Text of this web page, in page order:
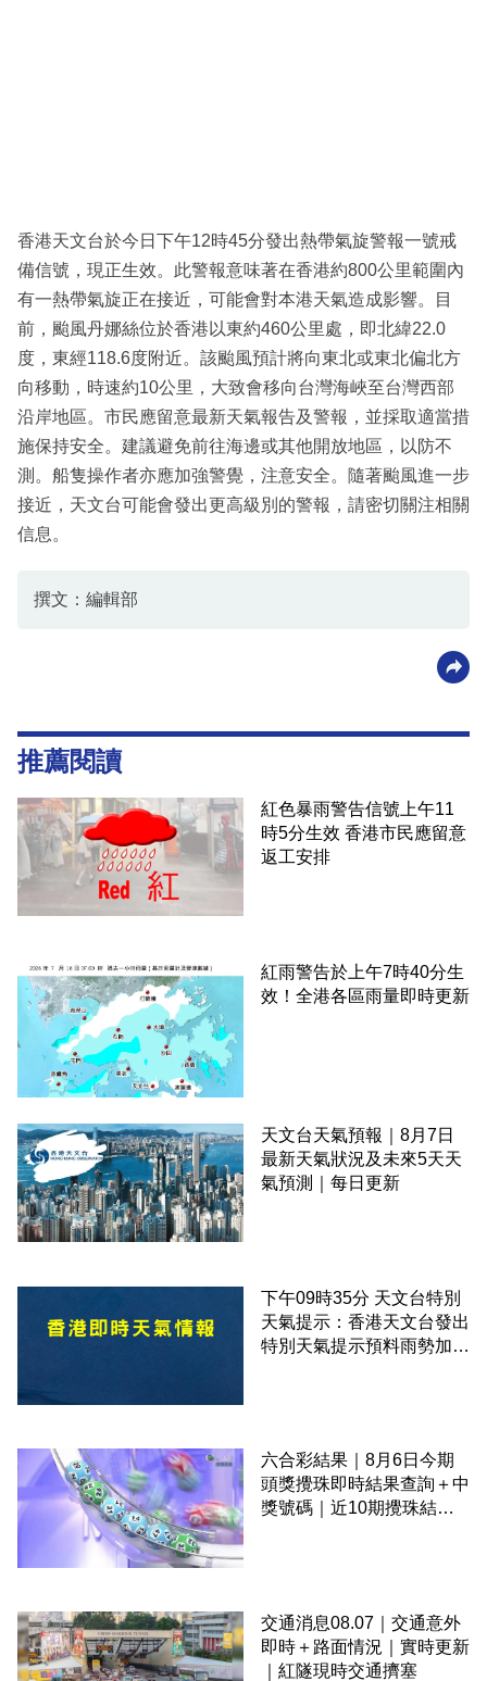
香港天文台於今日下午12時45分發出熱帶氣旋警報一號戒
備信號，現正生效。此警報意味著在香港約800公里範圍內
有一熱帶氣旋正在接近，可能會對本港天氣造成影響。目
前，颱風丹娜絲位於香港以東約460公里處，即北緯22.0
度，東經118.6度附近。該颱風預計將向東北或東北偏北方
向移動，時速約10公里，大致會移向台灣海峽至台灣西部
沿岸地區。市民應留意最新天氣報告及警報，並採取適當措
施保持安全。建議避免前往海邊或其他開放地區，以防不
測。船隻操作者亦應加強警覺，注意安全。隨著颱風進一步
接近，天文台可能會發出更高級別的警報，請密切關注相關
信息。
撰文：編輯部
推薦閱讀
紅色暴雨警告信號上午11
時5分生效 香港市民應留意
返工安排
紅雨警告於上午7時40分生
效！全港各區雨量即時更新
天文台天氣預報｜8月7日
最新天氣狀況及未來5天天
氣預測｜每日更新
下午09時35分 天文台特別
天氣提示：香港天文台發出
特別天氣提示預料雨勢加劇
六合彩結果｜8月6日今期
頭獎攪珠即時結果查詢＋中
獎號碼｜近10期攪珠結果
交通消息08.07｜交通意外
即時＋路面情況｜實時更新
｜紅隧現時交通擠塞